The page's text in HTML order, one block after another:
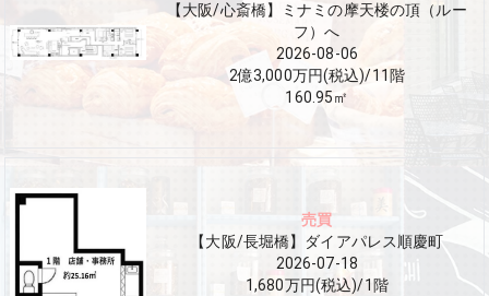
【大阪/心斎橋】ミナミの摩天楼の頂（ルー
フ）へ
2026-08-06
2億3,000万円(税込)/11 階
160.95㎡
売買
【大阪/長堀橋】ダイアパレス順慶町
2026-07-18
1,680万円(税込)/1 階